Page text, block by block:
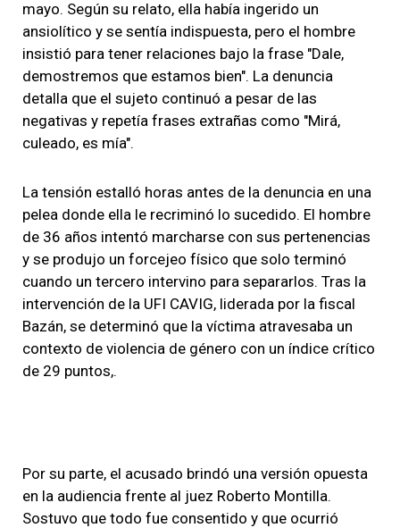
mayo. Según su relato, ella había ingerido un
ansiolítico y se sentía indispuesta, pero el hombre
insistió para tener relaciones bajo la frase "Dale,
demostremos que estamos bien". La denuncia
detalla que el sujeto continuó a pesar de las
negativas y repetía frases extrañas como "Mirá,
culeado, es mía".
La tensión estalló horas antes de la denuncia en una
pelea donde ella le recriminó lo sucedido. El hombre
de 36 años intentó marcharse con sus pertenencias
y se produjo un forcejeo físico que solo terminó
cuando un tercero intervino para separarlos. Tras la
intervención de la UFI CAVIG, liderada por la fiscal
Bazán, se determinó que la víctima atravesaba un
contexto de violencia de género con un índice crítico
de 29 puntos,.
Por su parte, el acusado brindó una versión opuesta
en la audiencia frente al juez Roberto Montilla.
Sostuvo que todo fue consentido y que ocurrió